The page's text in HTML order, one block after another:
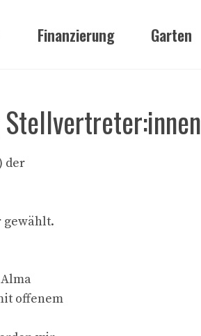
Finanzierung Garten
Stellvertreter:innen
der
gewählt.
offenem